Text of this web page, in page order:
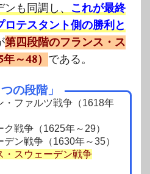
も同調し、 これが最終
テスタント側の勝利と
第四段階のフランス・ス
～48） である。
の段階」
・ファルツ戦争（1618年
ク戦争（1625年～29）
デン戦争（1630年～35）
・スウェーデン戦争